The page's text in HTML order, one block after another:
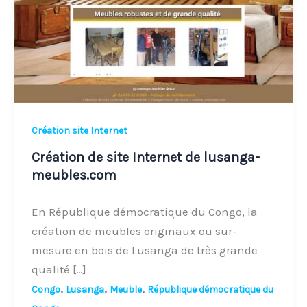
Création site Internet
Création de site Internet de lusanga-
meubles.com
En République démocratique du Congo, la
création de meubles originaux ou sur-
mesure en bois de Lusanga de très grande
qualité […]
Congo, Lusanga, Meuble, République démocratique du
lusanga-
meubles.com